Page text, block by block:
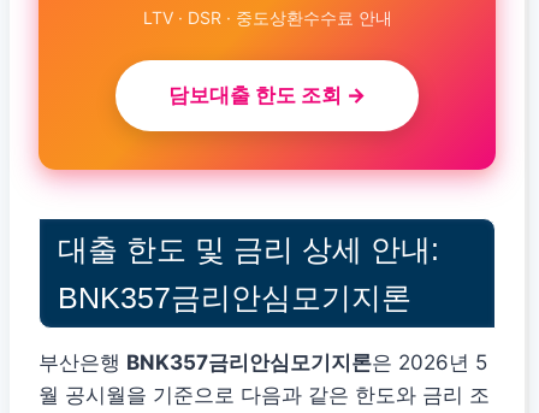
LTV · DSR · 중도상환수수료 안내
담보대출 한도 조회 →
대출 한도 및 금리 상세 안내:
BNK357금리안심모기지론
부산은행 BNK357금리안심모기지론은 2026년 5
월 공시월을 기준으로 다음과 같은 한도와 금리 조